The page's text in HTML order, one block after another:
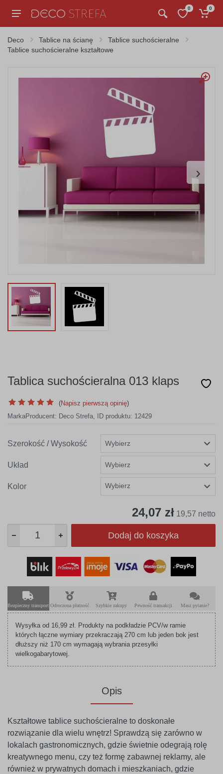
0 0
Deco Tablice na ścianę
Tablice suchościeralne
Tablice suchościeralne kształtowe
›
Tablica suchościeralna 013 klaps
(Napisz pierwszą opinię)
MarkaProducent: Deco Strefa, ID produktu: 12429
Szerokość / Wysokość
Układ
Kolor Wybierz
24,07 zł 19,57 netto
Dodaj do koszyka
Bezpieczny transport Odroczona płatność Szybkie zakupy Pewność transakcji Masz pytanie?
Wysyłka od 16,99 zł. Produkty na podkładzie PCV/w ramie
których łączne wymiary przekraczają 270 cm lub jeden bok jest
dłuższy niż 170 cm wymagają wybrania przesyłki
wielkogabarytowej.
Opis
Kształtowe tablice suchościeralne to doskonałe
rozwiązanie dla wielu wnętrz! Sprawdzą się zarówno w
lokalach gastronomicznych, gdzie świetnie odegrają rolę
kreatywnego menu, czy też formę zabawnej reklamy, ale
również w prywatnych domach i mieszkaniach, gdzie